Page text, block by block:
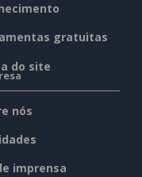
gratuitas
do site
nós
imprensa